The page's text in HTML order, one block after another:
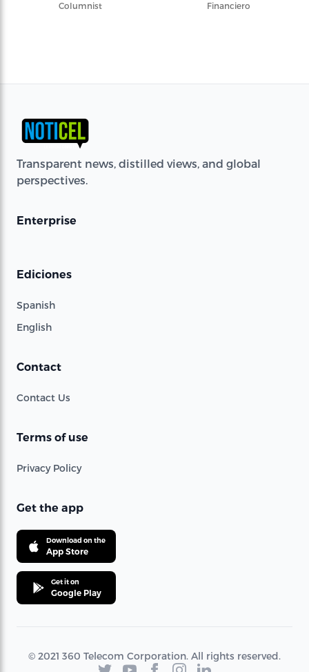
Columnist
Financiero
Transparent news, distilled views, and global
perspectives.
Enterprise
Ediciones
Spanish
English
Contact
Contact Us
Terms of use
Privacy Policy
Get the app
Download on the
App Store
Get it on
Google Play
© 2021 360 Telecom Corporation. All rights reserved.